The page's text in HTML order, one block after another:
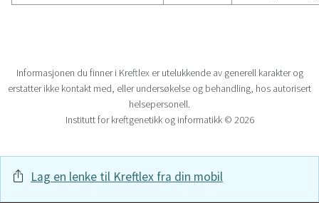
Informasjonen du finner i Kreftlex er utelukkende av generell karakter og
erstatter ikke kontakt med, eller undersøkelse og behandling, hos autorisert
helsepersonell.
Institutt for kreftgenetikk og informatikk © 2026
Lag en lenke til Kreftlex fra din mobil